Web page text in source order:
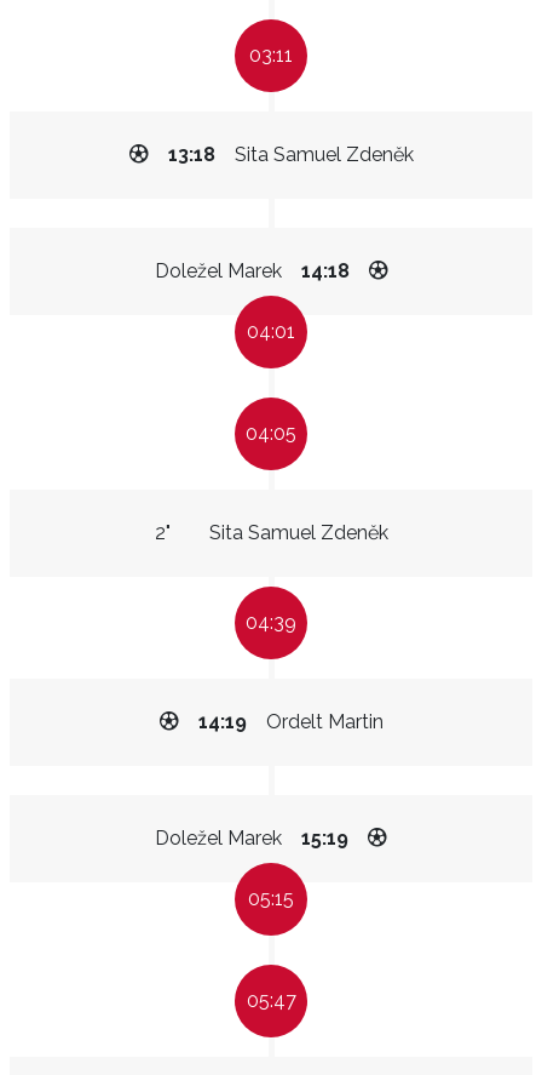
03:11
Sita Samuel Zdeněk
13:18
Doležel Marek 14:18
04:01
04:05
Sita Samuel Zdeněk
2"
04:39
Ordelt Martin
14:19
Doležel Marek 15:19
05:15
05:47